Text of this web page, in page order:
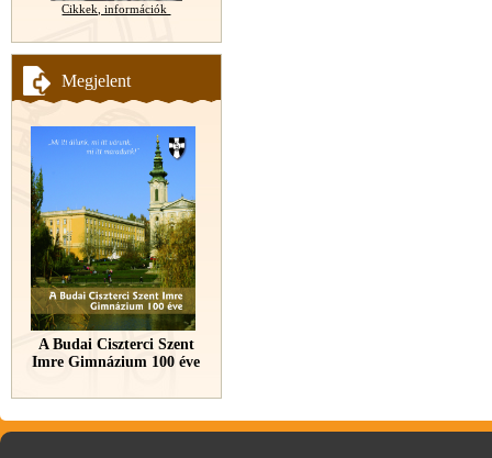
Cikkek, információk
Megjelent
A Budai Ciszterci Szent
Imre Gimnázium 100 éve